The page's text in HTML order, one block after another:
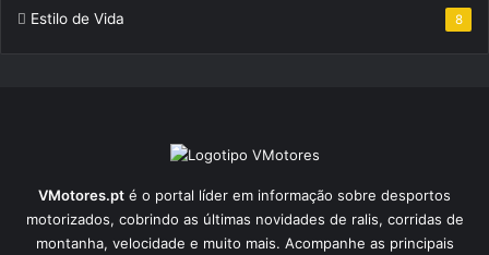
Estilo de Vida 8
VMotores.pt é o portal líder em informação sobre desportos
motorizados, cobrindo as últimas novidades de ralis, corridas de
montanha, velocidade e muito mais. Acompanhe as principais